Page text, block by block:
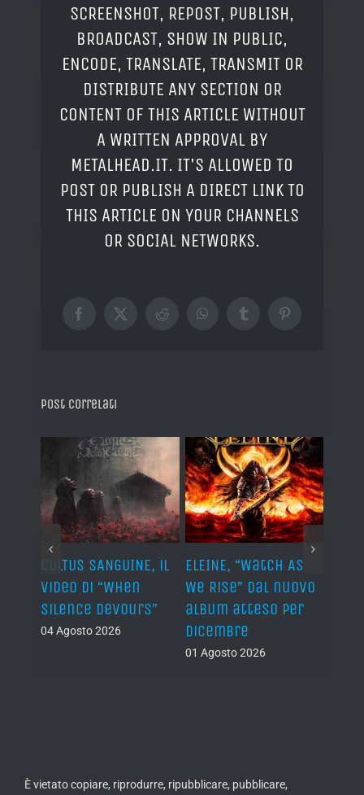
SCREENSHOT, REPOST, PUBLISH,
BROADCAST, SHOW IN PUBLIC,
ENCODE, TRANSLATE, TRANSMIT OR
DISTRIBUTE ANY SECTION OR
CONTENT OF THIS ARTICLE WITHOUT
A WRITTEN APPROVAL BY
METALHEAD.IT. IT'S ALLOWED TO
POST OR PUBLISH A DIRECT LINK TO
THIS ARTICLE ON YOUR CHANNELS
OR SOCIAL NETWORKS.
Facebook
X RedditWhatsAppTumblrPinterest
Post correlati
CULTUS SANGUINE, il
video di “When
Silence Devours”
04 Agosto 2026
ELEINE, “Watch As
We Rise” dal nuovo
album atteso per
dicembre
01 Agosto 2026
È vietato copiare, riprodurre, ripubblicare, pubblicare,